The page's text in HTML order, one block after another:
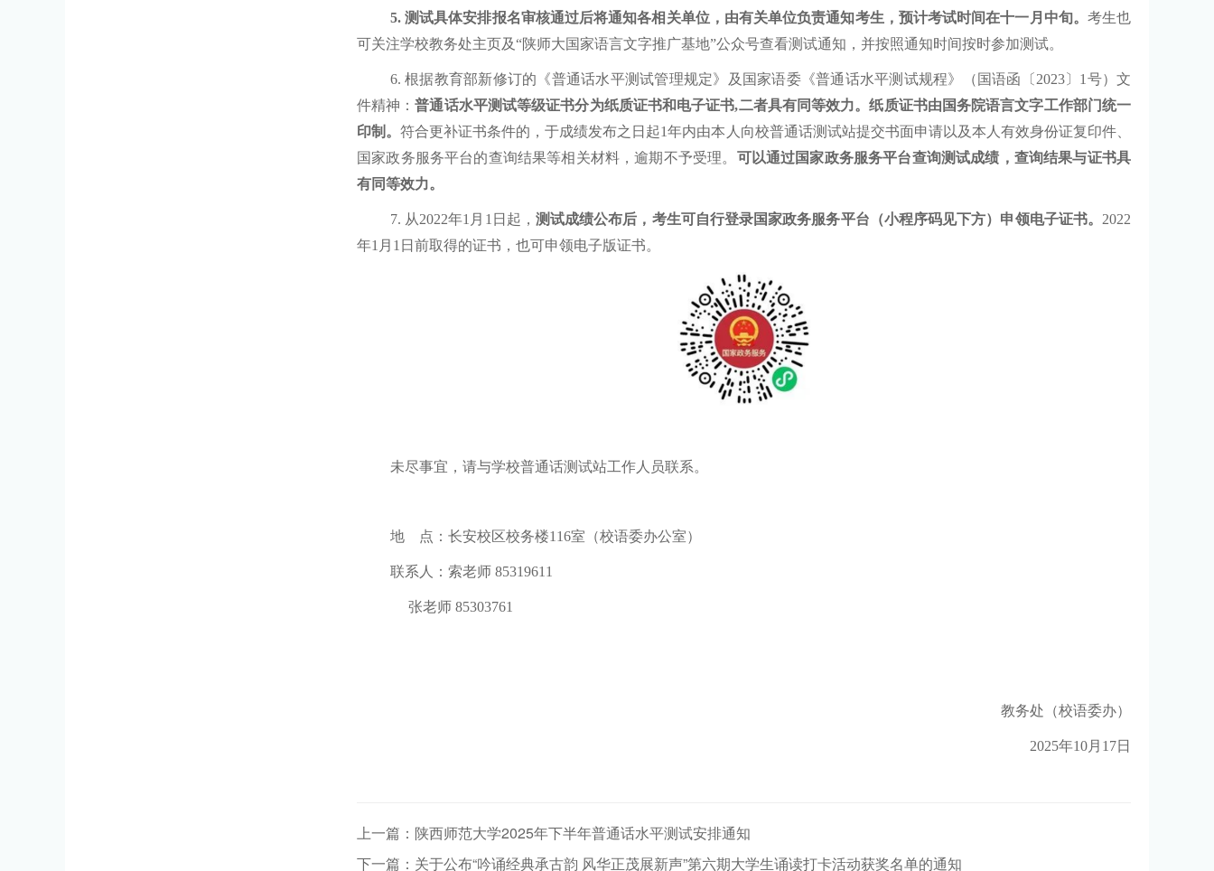
5.测试具体安排报名审核通过后将通知各相关单位，由有关单位负责通知考生，预计考试时间在十一月中旬。 考生也
可关注学校教务处主页及“陕师大国家语言文字推广基地”公众号查看测试通知，并按照通知时间按时参加测试。
6. 根据教育部新修订的《普通话水平测试管理规定》及国家语委《普通话水平测试规程》（国语函〔 2023〕 1 号）文
件精神：普通话水平测试等级证书分为纸质证书和电子证书,二者具有同等效力。纸质证书由国务院语言文字工作部门统一
印制。符合更补证书条件的，于成绩发布之日起1年内由本人向校普通话测试站提交书面申请以及本人有效身份证复印件、
国家政务服务平台的查询结果等相关材料，逾期不予受理。 可以通过国家政务服务平台查询测试成绩，查询结果与证书具
有同等效力。
7. 从2022年1 月 1 日起， 测试成绩公布后，考生可自行登录国家政务服务平台（小程序码见下方）申领电子证书。 2022
年1 月 1 日前取得的证书，也可申领电子版证书。
未尽事宜，请与学校普通话测试站工作人员联系。
地 点：长安校区校务楼116室（校语委办公室）
联系人 ：索老师 85319611
张老师 85303761
教务处（校语委办）
2025年10月 17日
上一篇：陕西师范大学2025年下半年普通话水平测试安排通知
下一篇：关于公布“吟诵经典承古韵 风华正茂展新声”第六期大学生诵读打卡活动获奖名单的通知